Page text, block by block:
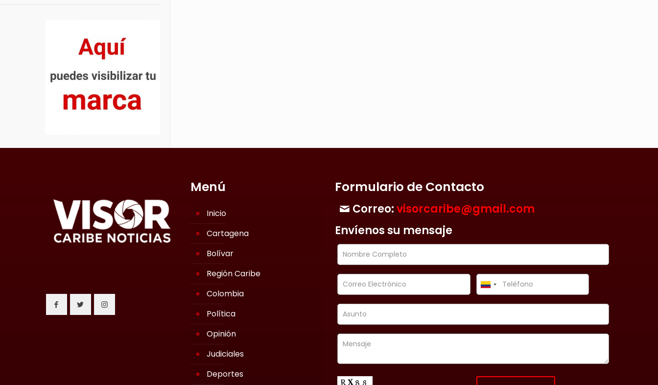
Menú
Inicio
Cartagena
Bolívar
Región Caribe
Colombia
Política
Opinión
Judiciales
Deportes
Formulario de Contacto
Correo:visorcaribe@gmail.com
Envíenos su mensaje